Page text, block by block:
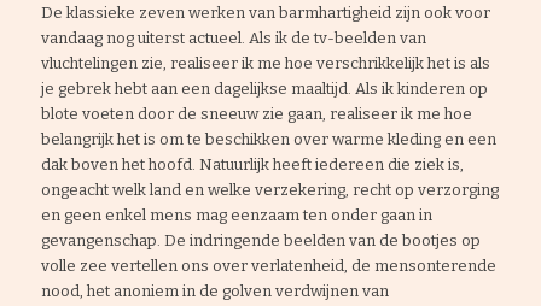
De klassieke zeven werken van barmhartigheid zijn ook voor
vandaag nog uiterst actueel. Als ik de tv-beelden van
vluchtelingen zie, realiseer ik me hoe verschrikkelijk het is als
je gebrek hebt aan een dagelijkse maaltijd. Als ik kinderen op
blote voeten door de sneeuw zie gaan, realiseer ik me hoe
belangrijk het is om te beschikken over warme kleding en een
dak boven het hoofd. Natuurlijk heeft iedereen die ziek is,
ongeacht welk land en welke verzekering, recht op verzorging
en geen enkel mens mag eenzaam ten onder gaan in
gevangenschap. De indringende beelden van de bootjes op
volle zee vertellen ons over verlatenheid, de mensonterende
nood, het anoniem in de golven verdwijnen van